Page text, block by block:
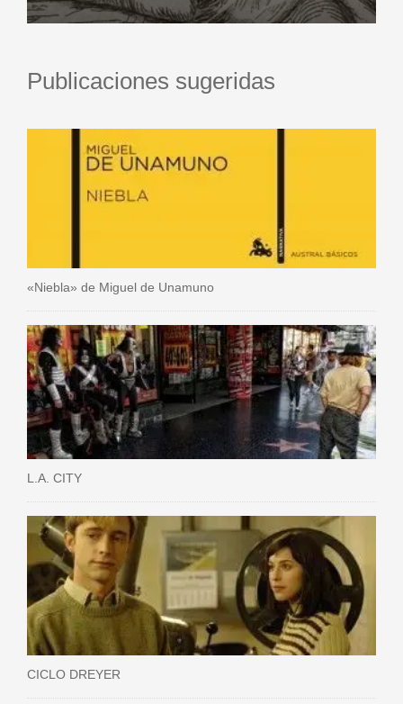
Publicaciones sugeridas
«Niebla» de Miguel de Unamuno
L.A. CITY
CICLO DREYER